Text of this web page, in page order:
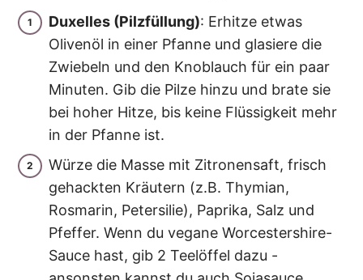
Duxelles (Pilzfüllung): Erhitze etwas
Olivenöl in einer Pfanne und glasiere die
Zwiebeln und den Knoblauch für ein paar
Minuten. Gib die Pilze hinzu und brate sie
bei hoher Hitze, bis keine Flüssigkeit mehr
in der Pfanne ist.
Würze die Masse mit Zitronensaft, frisch
gehackten Kräutern (z.B. Thymian,
Rosmarin, Petersilie), Paprika, Salz und
Pfeffer. Wenn du vegane Worcestershire-
Sauce hast, gib 2 Teelöffel dazu -